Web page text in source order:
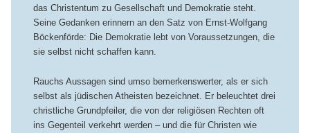
das Christentum zu Gesellschaft und Demokratie steht.
Seine Gedanken erinnern an den Satz von Ernst-Wolfgang
Böckenförde: Die Demokratie lebt von Voraussetzungen, die
sie selbst nicht schaffen kann.
Rauchs Aussagen sind umso bemerkenswerter, als er sich
selbst als jüdischen Atheisten bezeichnet. Er beleuchtet drei
christliche Grundpfeiler, die von der religiösen Rechten oft
ins Gegenteil verkehrt werden – und die für Christen wie